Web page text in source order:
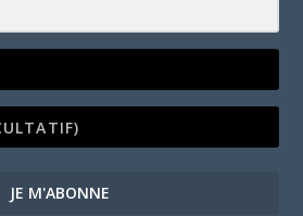
JE M'ABONNE